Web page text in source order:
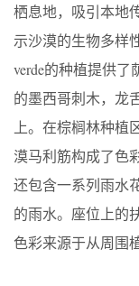
栖息地，吸引本地
示沙漠的生物多样
verde的种植提供
的墨西哥刺木，龙
上。在棕榈林种植
漠马利筋构成了色
还包含一系列雨水
的雨水。座位上的
色彩来源于从周围